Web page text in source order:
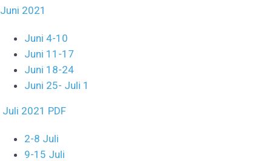
Juni 2021
Juni 4-10
Juni 11-17
Juni 18-24
Juni 25- Juli 1
Juli 2021 PDF
2-8 Juli
9-15 Juli